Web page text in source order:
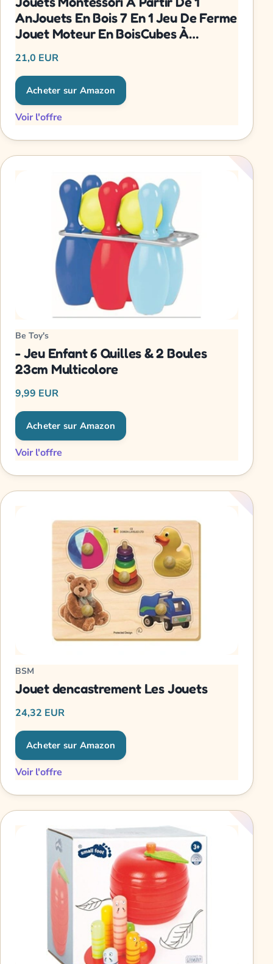
AnJouets En Bois 7 En 1 Jeu De Ferme
Jouet Moteur En BoisCubes À
Emboîter Tri & Empilage Jouets
21,0 EUR
Acheter sur Amazon
Voir l'offre
Be Toy's
- Jeu Enfant 6 Quilles & 2 Boules
23cm Multicolore
9,99 EUR
Acheter sur Amazon
Voir l'offre
BSM
Jouet dencastrement Les Jouets
24,32 EUR
Acheter sur Amazon
Voir l'offre